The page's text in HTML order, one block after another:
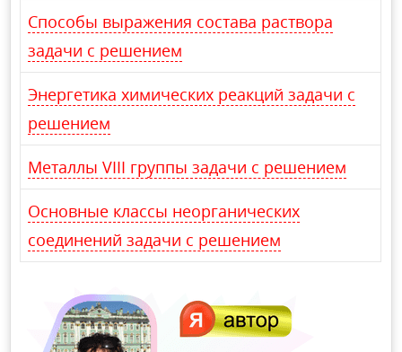
Способы выражения состава раствора
задачи с решением
Энергетика химических реакций задачи с
решением
Металлы VIII группы задачи с решением
Основные классы неорганических
соединений задачи с решением